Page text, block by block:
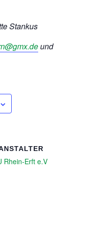
Stankus
und
Rhein-Erft e.V